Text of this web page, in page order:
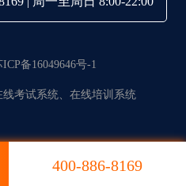
备16049646号-1
考试系统、在线培训系统
400-886-8169